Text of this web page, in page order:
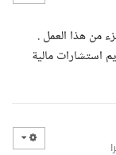
من هذا العمل .
استشارات مالية